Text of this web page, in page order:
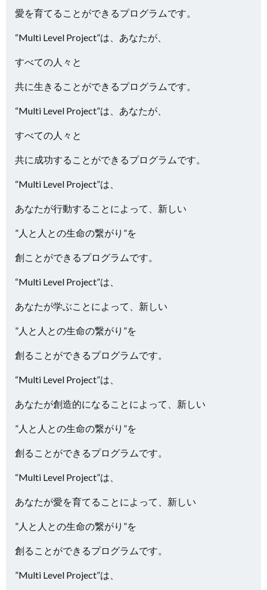
愛を育てることができるプログラムです。
“Multi Level Project”は、あなたが、
すべての人々と
共に生きることができるプログラムです。
“Multi Level Project”は、あなたが、
すべての人々と
共に成功することができるプログラムです。
“Multi Level Project”は、
あなたが行動することによって、新しい
”人と人との生命の繋がり”を
創ことができるプログラムです。
“Multi Level Project”は、
あなたが学ぶことによって、新しい
”人と人との生命の繋がり”を
創ることができるプログラムです。
“Multi Level Project”は、
あなたが創造的になることによって、新しい
”人と人との生命の繋がり”を
創ることができるプログラムです。
“Multi Level Project”は、
あなたが愛を育てることによって、新しい
”人と人との生命の繋がり”を
創ることができるプログラムです。
”Multi Level Project”は、